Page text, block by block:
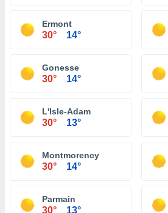
Ermont
30° 14°
Gonesse
30° 14°
L'Isle-Adam
30° 13°
Montmorency
30° 14°
Parmain
30° 13°